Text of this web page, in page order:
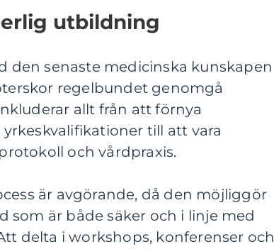
utbildning
den senaste medicinska kunskapen
regelbundet genomgå
allt från att förnya
till att vara
och vårdpraxis.
är avgörande, då den möjliggör
som är både säker och i linje med
delta i workshops, konferenser och